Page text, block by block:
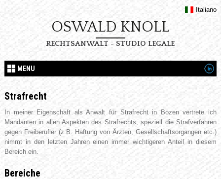
Italiano
OSWALD KNOLL
RECHTSANWALT - STUDIO LEGALE
MENU
Strafrecht
In meiner Eigenschaft als Anwalt für Strafrecht in Bozen vertrete ich
Mandanten in allen Aspekten des Strafrechts; speziell die Strafverfahren
gegen Freiberufler (z.B. Haftung von Ärzten, Gesellschaftsorgangen etc.)
nimmt in den letzten Jahren einen immer wichtigeren Anteil in diesem
Bereich ein.
Bereiche